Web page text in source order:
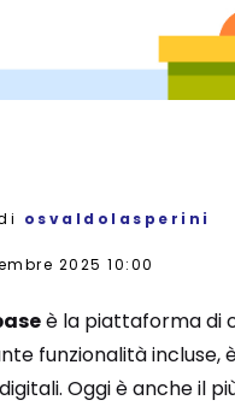
osvaldolasperini
2025 10:00
è la piattaforma di
funzionalità incluse,
Oggi è anche il